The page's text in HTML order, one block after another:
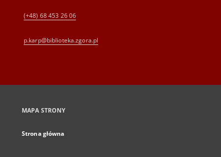
(+48) 68 453 26 06
p.karp@biblioteka.zgora.pl
MAPA STRONY
Strona główna